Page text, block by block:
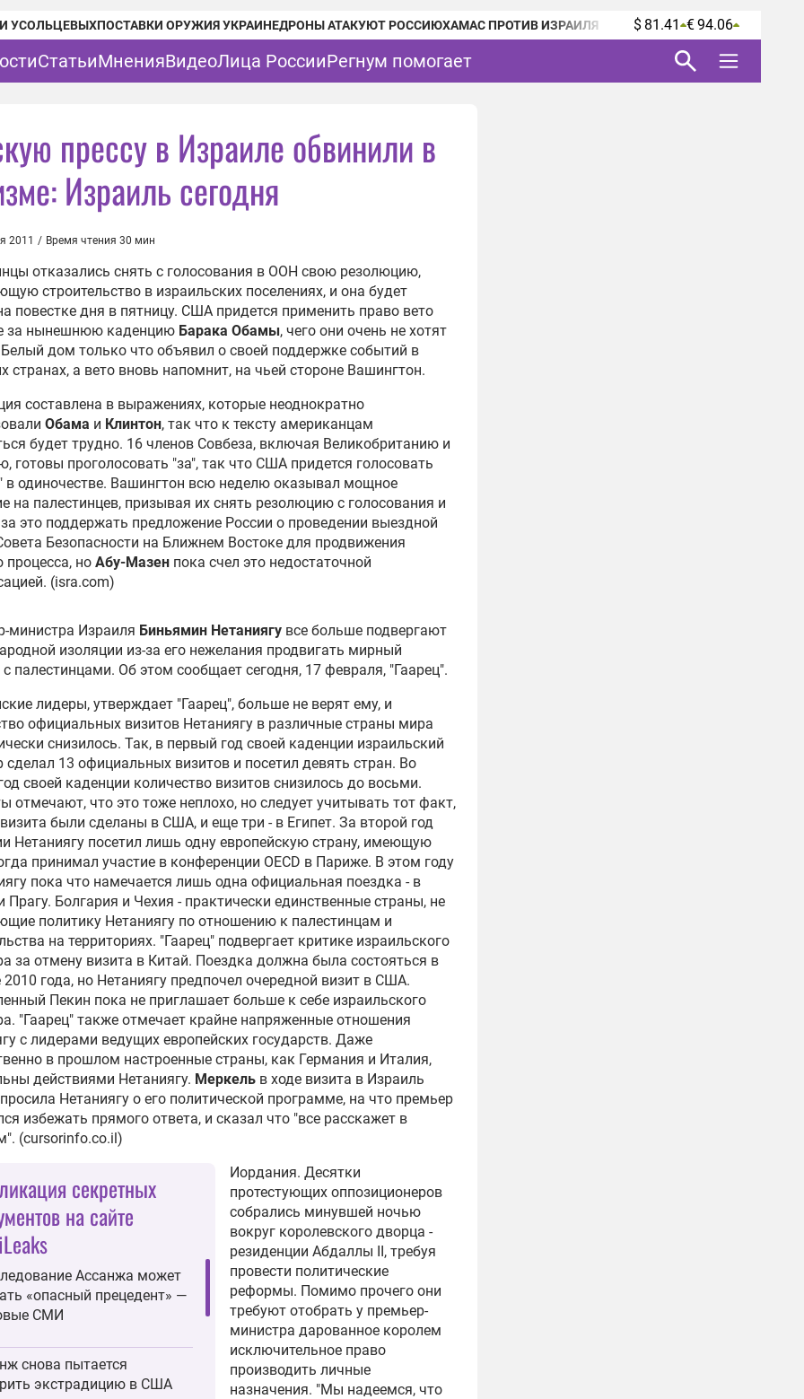
УСОЛЬЦЕВЫХПОСТАВКИ ОРУЖИЯ УКРАИНЕДРОНЫ АТАКУЮТ РОССИЮХАМАС ПРОТИВ ИЗРАИЛЯ $ 81.41 € 94.06
СтатьиМненияВидеоЛица РоссииРегнум помогает
прессу в Израиле обвинили в
Израиль сегодня
2011 / Время чтения 30 мин
отказались снять с голосования в ООН свою резолюцию,
строительство в израильских поселениях, и она будет
повестке дня в пятницу. США придется применить право вето
за нынешнюю каденцию Барака Обамы, чего они очень не хотят
дом только что объявил о своей поддержке событий в
странах, а вето вновь напомнит, на чьей стороне Вашингтон.
составлена в выражениях, которые неоднократно
Обама и Клинтон, так что к тексту американцам
будет трудно. 16 членов Совбеза, включая Великобританию и
готовы проголосовать "за", так что США придется голосовать
в одиночестве. Вашингтон всю неделю оказывал мощное
на палестинцев, призывая их снять резолюцию с голосования и
это поддержать предложение России о проведении выездной
Безопасности на Ближнем Востоке для продвижения
процесса, но Абу-Мазен пока счел это недостаточной
(isra.com)
министра Израиля Биньямин Нетаниягу все больше подвергают
изоляции из-за его нежелания продвигать мирный
с палестинцами. Об этом сообщает сегодня, 17 февраля, "Гаарец".
лидеры, утверждает "Гаарец", больше не верят ему, и
официальных визитов Нетаниягу в различные страны мира
снизилось. Так, в первый год своей каденции израильский
сделал 13 официальных визитов и посетил девять стран. Во
своей каденции количество визитов снизилось до восьми.
отмечают, что это тоже неплохо, но следует учитывать тот факт,
были сделаны в США, и еще три - в Египет. За второй год
Нетаниягу посетил лишь одну европейскую страну, имеющую
принимал участие в конференции OECD в Париже. В этом году
пока что намечается лишь одна официальная поездка - в
Болгария и Чехия - практически единственные страны, не
политику Нетаниягу по отношению к палестинцам и
на территориях. "Гаарец" подвергает критике израильского
за отмену визита в Китай. Поездка должна была состояться в
2010 года, но Нетаниягу предпочел очередной визит в США.
Пекин пока не приглашает больше к себе израильского
"Гаарец" также отмечает крайне напряженные отношения
с лидерами ведущих европейских государств. Даже
в прошлом настроенные страны, как Германия и Италия,
действиями Нетаниягу. Меркель в ходе визита в Израиль
Нетаниягу о его политической программе, на что премьер
избежать прямого ответа, и сказал что "все расскажет в
(cursorinfo.co.il)
секретных
на сайте
Ассанжа может
«опасный прецедент» —
СМИ
снова пытается
экстрадицию в США
Иордания. Десятки
протестующих оппозиционеров
собрались минувшей ночью
вокруг королевского дворца -
резиденции Абдаллы II, требуя
провести политические
реформы. Помимо прочего они
требуют отобрать у премьер-
министра дарованное королем
исключительное право
производить личные
назначения. "Мы надеемся, что